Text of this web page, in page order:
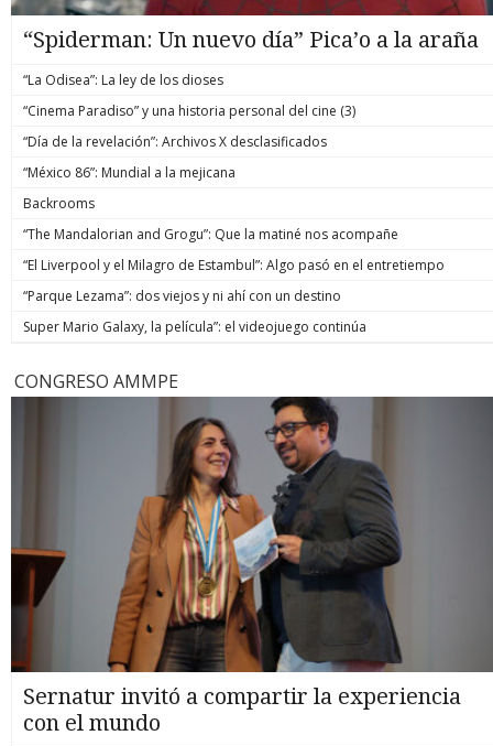
“Spiderman: Un nuevo día” Pica’o a la araña
“La Odisea”: La ley de los dioses
“Cinema Paradiso” y una historia personal del cine (3)
“Día de la revelación”: Archivos X desclasificados
“México 86”: Mundial a la mejicana
Backrooms
“The Mandalorian and Grogu”: Que la matiné nos acompañe
“El Liverpool y el Milagro de Estambul”: Algo pasó en el entretiempo
“Parque Lezama”: dos viejos y ni ahí con un destino
Super Mario Galaxy, la película”: el videojuego continúa
CONGRESO AMMPE
Sernatur invitó a compartir la experiencia
con el mundo